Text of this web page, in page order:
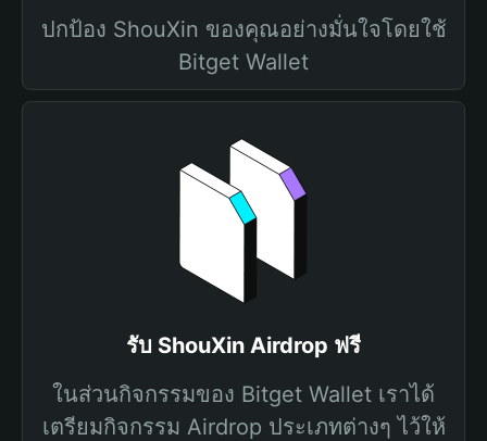
ปกป้อง ShouXin ของคุณอย่างมั่นใจโดยใช้
Bitget Wallet
รับ ShouXin Airdrop ฟรี
ในส่วนกิจกรรมของ Bitget Wallet เราได้
เตรียมกิจกรรม Airdrop ประเภทต่างๆ ไว้ให้